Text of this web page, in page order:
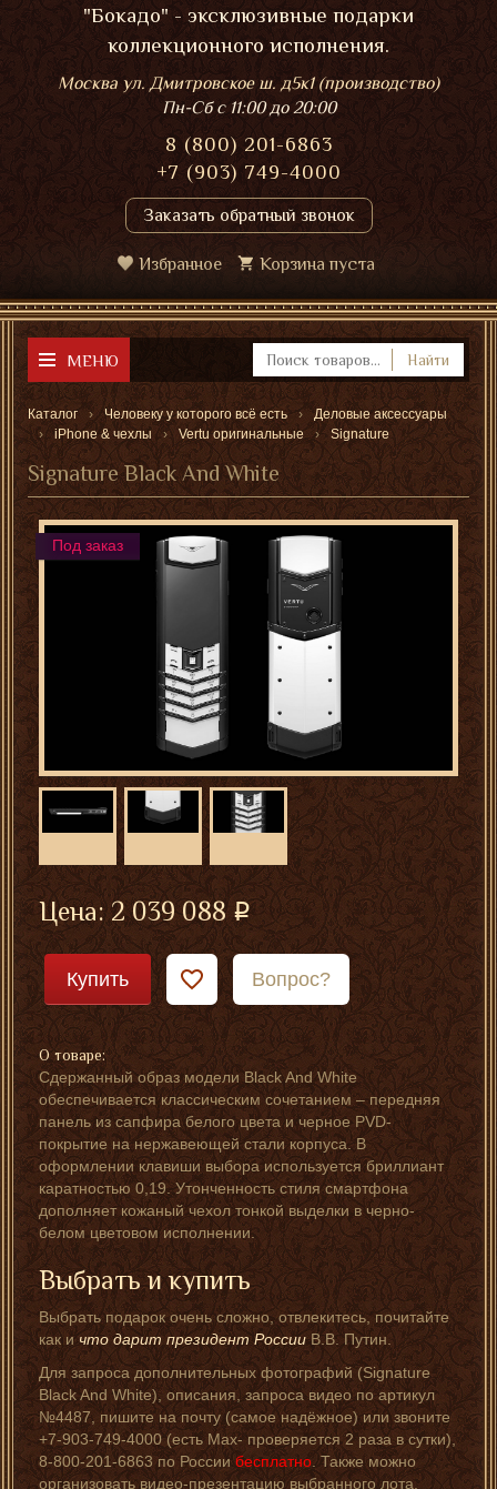
"Бокадо" - эксклюзивные подарки
коллекционного исполнения.
Москва ул. Дмитровское ш. д5к1 (производство)
Пн-Сбс 11:00 до 20:00
8 (800) 201-6863
+7 (903) 749-4000
Заказать обратный звонок
Избранное Корзина пуста
МЕНЮ Найти
Каталог Человеку у которого всё есть
Деловые аксессуары
iPhone & чехлы
Vertu оригинальные Signature
Signature Black And White
Под заказ
Цена:2 039 088
Купить Вопрос?
О товаре:
Сдержанный образ модели Black And White
обеспечивается классическим сочетанием – передняя
панель из сапфира белого цвета и черное PVD-
покрытие на нержавеющей стали корпуса. В
оформлении клавиши выбора используется бриллиант
каратностью 0,19. Утонченность стиля смартфона
дополняет кожаный чехол тонкой выделки в черно-
белом цветовом исполнении.
Выбрать и купить
Выбрать подарок очень сложно, отвлекитесь, почитайте
как ичто дарит президент РоссииВ.В. Путин.
Для запроса дополнительных фотографий (Signature
Black And White), описания, запроса видео по артикул
№4487, пишите на почту (самое надёжное) или звоните
+7-903-749-4000 (есть Мах- проверяется 2 раза в сутки),
8-800-201-6863 по Россиибесплатно. Также можно
организовать видео-презентацию выбранного лота.